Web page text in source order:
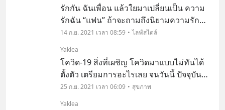
รักกัน ฉันเพื่อน แล้วใยมาเปลี่ยนเป็น ความ
รักฉัน “แฟน” ถ้าจะถามถึงนิยามความรัก
ของแต่ละคนเป็นแบบไหน แน่นอนว่า คำ
ตอบคงจะไม่มีใครตอบเป็นเสียงเดียวกันเป็น
แน่แท้ เพราะนิยามของ ความรักนั้น คงไม่มี
คำตอบที่ตาย
14 ก.ย. 2021 เวลา 08:59
ไลฟ์สไตล์
Yaklea
โควิด-19 สิ่งที่เผชิญ โควิดมาแบบไม่ทันได้
ตั้งตัว เตรียมการอะไรเลย จนวันนี้ ปัจจุบัน
เกือบใกล้ 3 ปีแล้วที่ต้องอยู่กับมัน โดยที่ไม่รู้
เมื่อไหร่มันจะหายไปสักที
25 ก.ย. 2021 เวลา 06:09
สุขภาพ
Yaklea